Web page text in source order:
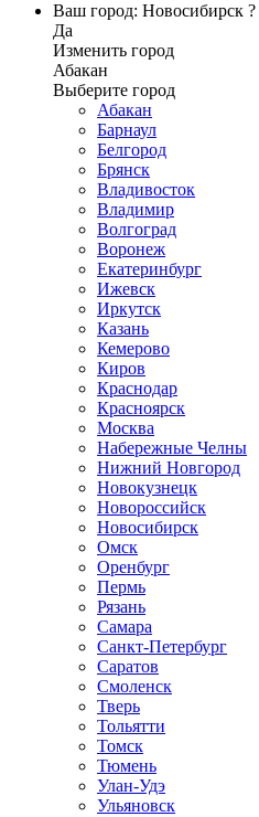
Ваш город: Новосибирск ?
Да
Изменить город
Абакан
Выберите город
Абакан
Барнаул
Белгород
Брянск
Владивосток
Владимир
Волгоград
Воронеж
Екатеринбург
Ижевск
Иркутск
Казань
Кемерово
Киров
Краснодар
Красноярск
Москва
Набережные Челны
Нижний Новгород
Новокузнецк
Новороссийск
Новосибирск
Омск
Оренбург
Пермь
Рязань
Самара
Санкт-Петербург
Саратов
Смоленск
Тверь
Тольятти
Томск
Тюмень
Улан-Удэ
Ульяновск